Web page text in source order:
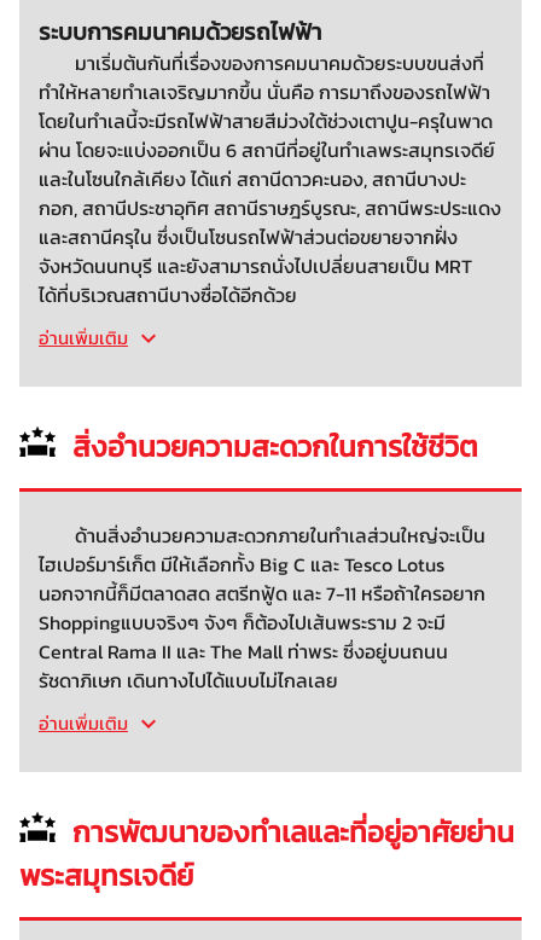
ระบบการคมนาคมด้วยรถไฟฟ้า
มาเริ่มต้นกันที่เรื่องของการคมนาคมด้วยระบบขนส่งที่
ทำให้หลายทำเลเจริญมากขึ้น นั่นคือ การมาถึงของรถไฟฟ้า
โดยในทำเลนี้จะมีรถไฟฟ้าสายสีม่วงใต้ช่วงเตาปูน-ครุในพาด
ผ่าน โดยจะแบ่งออกเป็น 6 สถานีที่อยู่ในทำเลพระสมุทรเจดีย์
และในโซนใกล้เคียง ได้แก่ สถานีดาวคะนอง, สถานีบางปะ
กอก, สถานีประชาอุทิศ สถานีราษฎร์บูรณะ, สถานีพระประแดง
และสถานีครุใน ซึ่งเป็นโซนรถไฟฟ้าส่วนต่อขยายจากฝั่ง
จังหวัดนนทบุรี และยังสามารถนั่งไปเปลี่ยนสายเป็น MRT
ได้ที่บริเวณสถานีบางซื่อได้อีกด้วย
อ่านเพิ่มเติม
สิ่งอำนวยความสะดวกในการใช้ชีวิต
ด้านสิ่งอำนวยความสะดวกภายในทำเลส่วนใหญ่จะเป็น
ไฮเปอร์มาร์เก็ต มีให้เลือกทั้ง Big C และ Tesco Lotus
นอกจากนี้ก็มีตลาดสด สตรีทฟู้ด และ 7-11 หรือถ้าใครอยาก
Shoppingแบบจริงๆ จังๆ ก็ต้องไปเส้นพระราม 2 จะมี
Central Rama II และ The Mall ท่าพระ ซึ่งอยู่บนถนน
รัชดาภิเษก เดินทางไปได้แบบไม่ไกลเลย
อ่านเพิ่มเติม
การพัฒนาของทำเลและที่อยู่อาศัยย่าน
พระสมุทรเจดีย์